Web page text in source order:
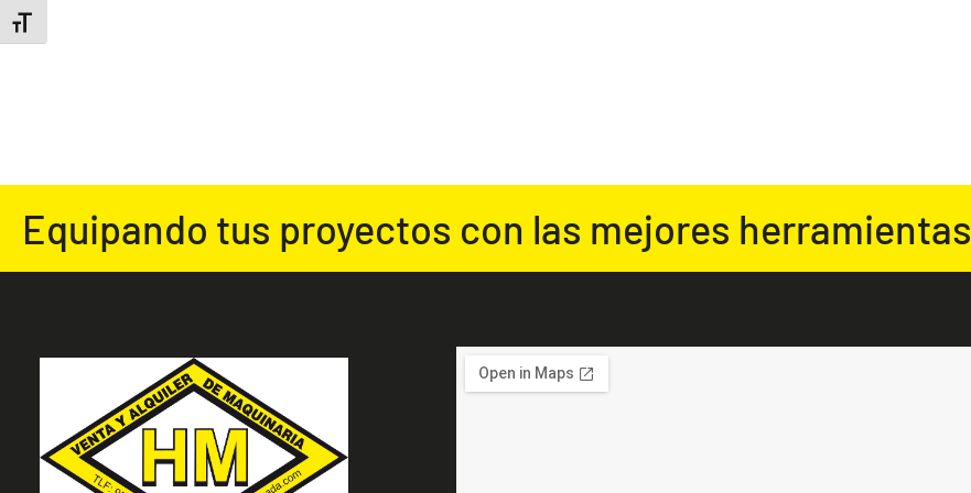
ALTERNAR TAMAÑO DE LETRA
Equipando tus proyectos con las mejores herramientas